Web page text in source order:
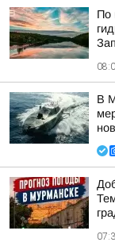
По
В